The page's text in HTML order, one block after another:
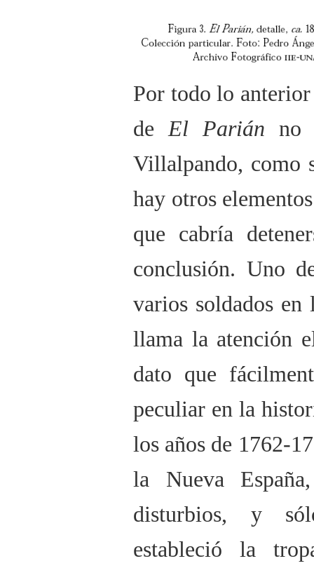
Por todo lo
deEl Parián no
Villalpando, como
hay otros
que cabría
conclusión. Uno
varios soldados
llama la atención
dato que
peculiar en la
los años de 1762-
la Nueva
disturbios, y
estableció la